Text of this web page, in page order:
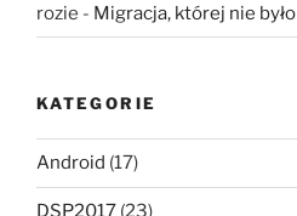
rozie - Migracja, której nie było
KATEGORIE
Android (17)
DSP2017 (23)